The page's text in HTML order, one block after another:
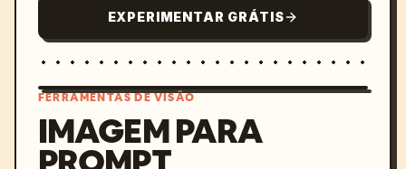
EXPERIMENTAR GRÁTIS
FERRAMENTAS DE VISÃO
IMAGEM PARA